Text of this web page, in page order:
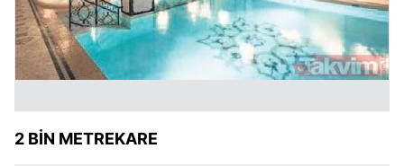
2 BİN METREKARE